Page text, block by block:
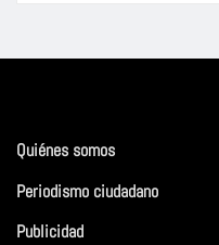
Quiénes somos
Periodismo ciudadano
Publicidad